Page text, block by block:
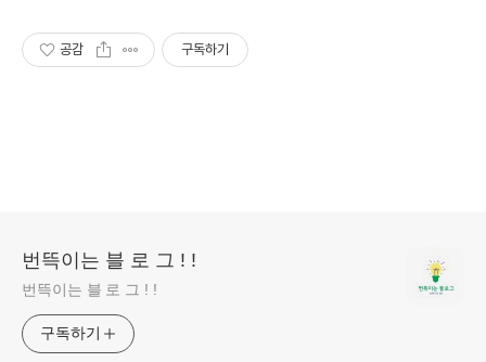
공감 구독하기
번뜩이는 블 로 그 ! !
번뜩이는 블 로 그 ! !
구독하기